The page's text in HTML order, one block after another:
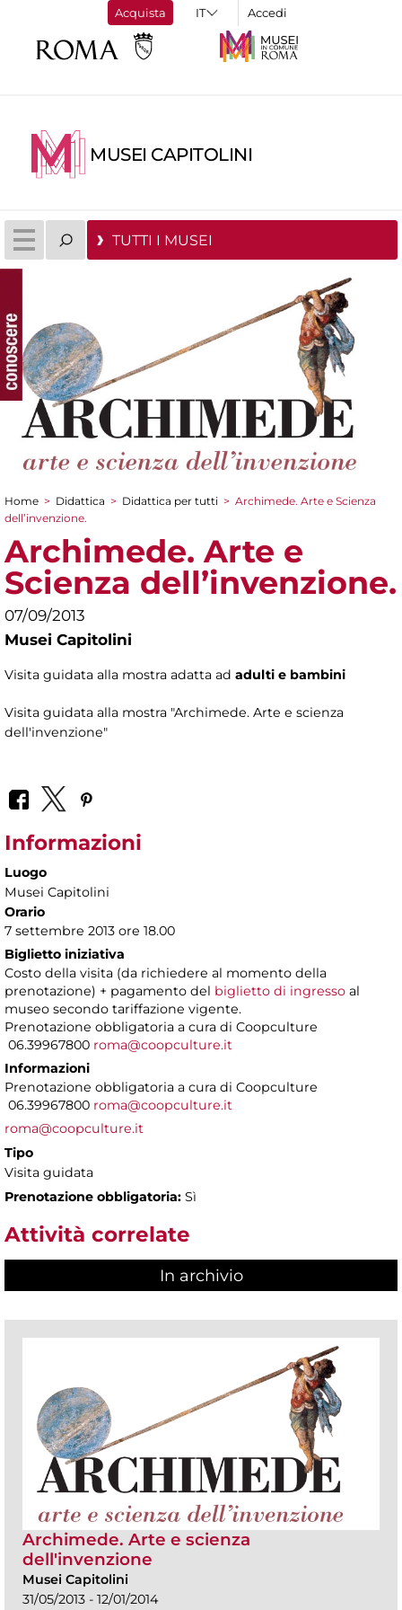
Acquista Accedi
MUSEI CAPITOLINI
TUTTI I MUSEI
Tu sei qui
Home > Didattica > Didattica per tutti > Archimede. Arte e Scienza
dell’invenzione.
Archimede. Arte e
Scienza dell’invenzione.
07/09/2013
Musei Capitolini
Visita guidata alla mostra adatta ad adulti e bambini
Visita guidata alla mostra "Archimede. Arte e scienza
dell'invenzione"
Informazioni
Luogo
Musei Capitolini
Orario
7 settembre 2013 ore 18.00
Biglietto iniziativa
Costo della visita (da richiedere al momento della
prenotazione) + pagamento del biglietto di ingresso al
museo secondo tariffazione vigente.
Prenotazione obbligatoria a cura di Coopculture
06.39967800 roma@coopculture.it
Informazioni
Prenotazione obbligatoria a cura di Coopculture
06.39967800 roma@coopculture.it
roma@coopculture.it
Tipo
Visita guidata
Prenotazione obbligatoria: Sì
Attività correlate
In archivio
Archimede. Arte e scienza
dell'invenzione
Musei Capitolini
31/05/2013 - 12/01/2014